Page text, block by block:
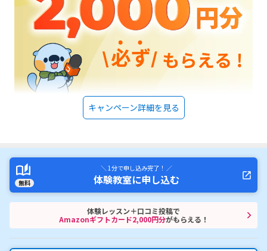
キャンペーン詳細を見る
無料
＼ 1分で申し込み完了！ ／
体験教室に申し込む
体験レッスン＋口コミ投稿で
Amazonギフトカード2,000円分がもらえる！